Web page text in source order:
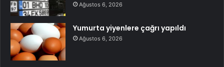
Ağustos 6, 2026
Yumurta yiyenlere çağrı yapıldı
Ağustos 6, 2026